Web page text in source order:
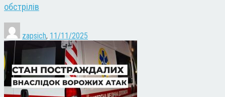
обстрілів
zapsich, 11/11/2025